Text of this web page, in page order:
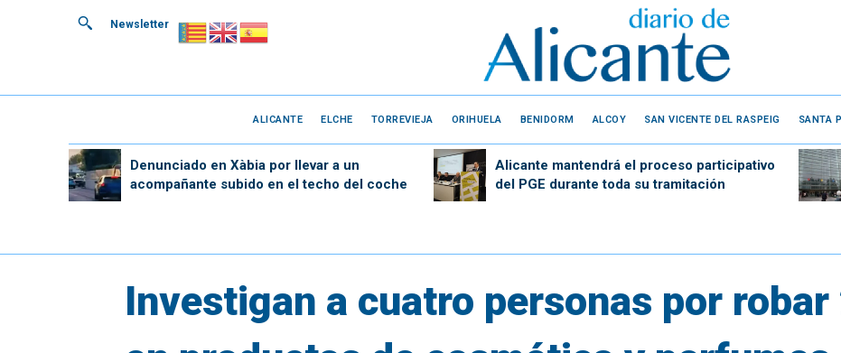
Newsletter
ALICANTE ELCHE TORREVIEJA ORIHUELA BENIDORM ALCOY SAN VICENTE DEL RASPEIG SANTA
Denunciado en Xàbia por llevar a un
acompañante subido en el techo del coche
Alicante mantendrá el proceso participativo
del PGE durante toda su tramitación
Investigan a cuatro personas por